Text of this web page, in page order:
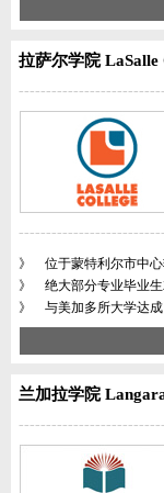
拉萨尔学院 LaSalle
》 位于蒙特利尔市中心
》 绝大部分专业毕业生
》 与美加多所大学达成
兰加拉学院